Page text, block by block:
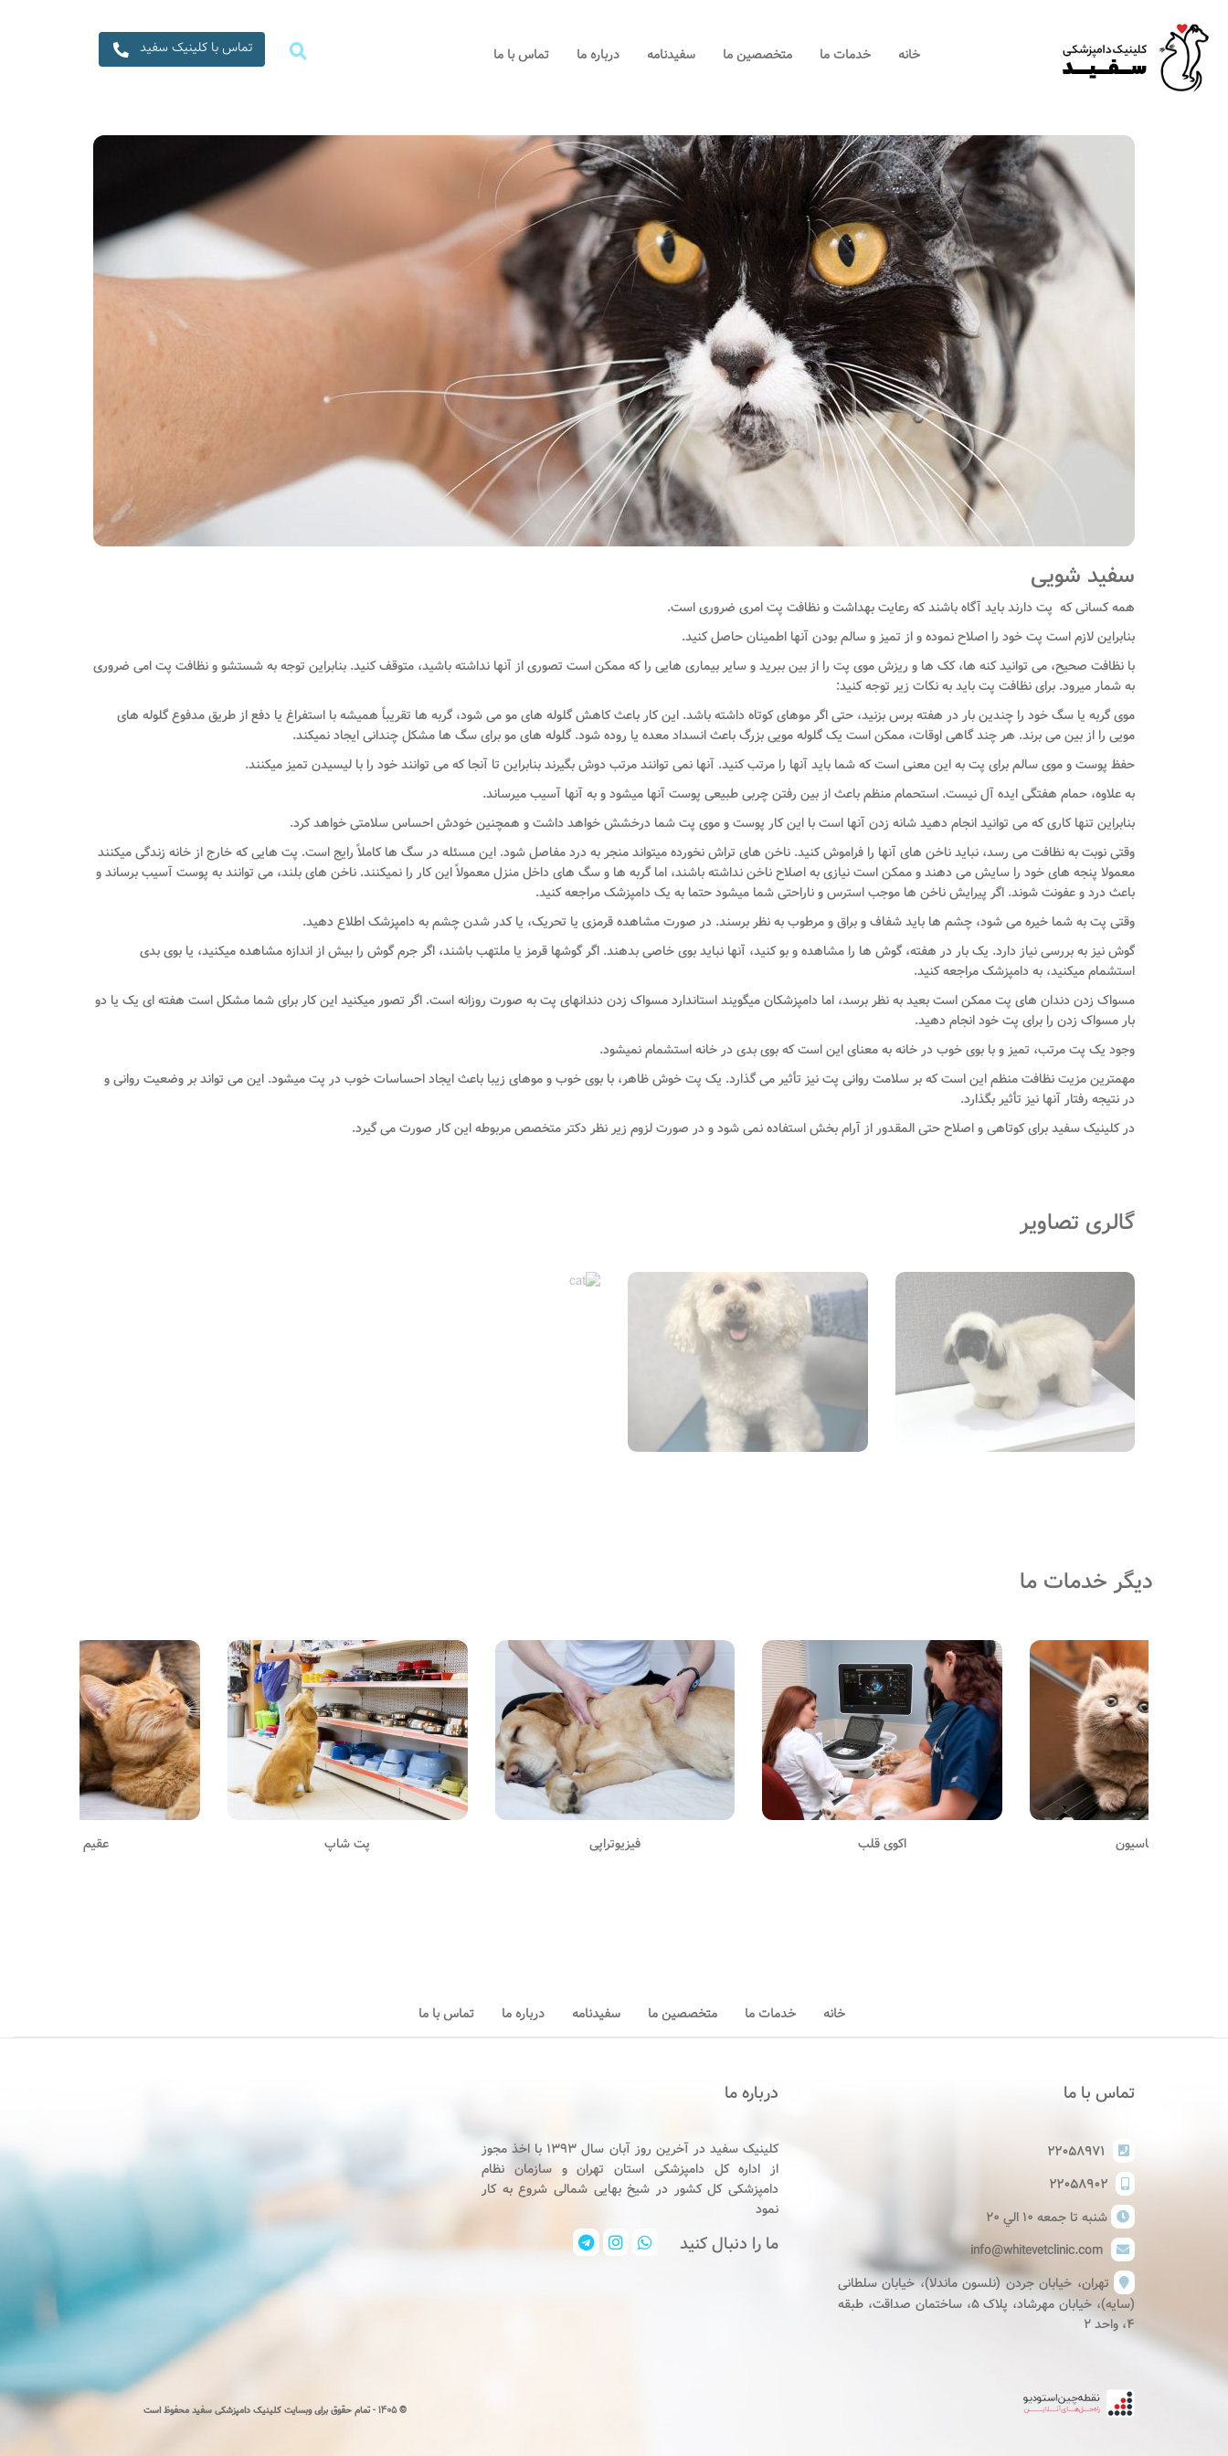
تماس با کلینیک سفید خانه خدمات ما متخصصین ما سفیدنامه درباره ما تماس با ما ×
سفیدنامه
درباره ما
تماس با ما
سفید شویی
همه کسانی که پت دارند باید آگاه باشند که رعایت بهداشت و نظافت پت امری ضروری است.
بنابراین لازم است پت خود را اصلاح نموده و از تمیز و سالم بودن آنها اطمینان حاصل کنید.
با نظافت صحیح، می توانید کنه ها، کک ها و ریزش موی پت را از بین ببرید و سایر بیماری هایی را که ممکن است تصوری از آنها نداشته باشید، متوقف کنید. بنابراین توجه به شستشو و نظافت پت امی ضروری
به شمار میرود. برای نظافت پت باید به نکات زیر توجه کنید:
موی گربه یا سگ خود را چندین بار در هفته برس بزنید، حتی اگر موهای کوتاه داشته باشد. این کار باعث کاهش گلوله های مو می شود، گربه ها تقریباً همیشه با استفراغ یا دفع از طریق مدفوع گلوله های
مویی را از بین می برند. هر چند گاهی اوقات، ممکن است یک گلوله مویی بزرگ باعث انسداد معده یا روده شود. گلوله های مو برای سگ ها مشکل چندانی ایجاد نمی­کند.
حفظ پوست و موی سالم برای پت به این معنی است که شما باید آنها را مرتب کنید. آنها نمی توانند مرتب دوش بگیرند بنابراین تا آنجا که می توانند خود را با لیسیدن تمیز می­کنند.
به علاوه، حمام هفتگی ایده آل نیست. استحمام منظم باعث از بین رفتن چربی طبیعی پوست آنها می­شود و به آنها آسیب می­رساند.
بنابراین تنها کاری که می توانید انجام دهید شانه زدن آنها است با این کار پوست و موی پت شما درخشش خواهد داشت و همچنین خودش احساس سلامتی خواهد کرد.
وقتی نوبت به نظافت می رسد، نباید ناخن های آنها را فراموش کنید. ناخن های تراش نخورده می­تواند منجر به درد مفاصل شود. این مسئله در سگ ها کاملاً رایج است. پت هایی که خارج از خانه زندگی می­کنند
معمولا پنجه های خود را سایش می دهند و ممکن است نیازی به اصلاح ناخن نداشته باشند، اما گربه ها و سگ های داخل منزل معمولاً این کار را نمی­کنند. ناخن های بلند، می توانند به پوست آسیب برساند و
باعث درد و عفونت شوند. اگر پیرایش ناخن ها موجب استرس و ناراحتی شما می­شود حتما به یک دامپزشک مراجعه کنید.
وقتی پت به شما خیره می شود، چشم ها باید شفاف و براق و مرطوب به نظر برسند. در صورت مشاهده قرمزی یا تحریک، یا کدر شدن چشم به دامپزشک اطلاع دهید.
گوش نیز به بررسی نیاز دارد. یک بار در هفته، گوش ها را مشاهده و بو کنید، آنها نباید بوی خاصی بدهند. اگر گوشها قرمز یا ملتهب باشند، اگر جرم گوش را بیش از اندازه مشاهده می­کنید، یا بوی بدی
استشمام می­کنید، به دامپزشک مراجعه کنید.
مسواک زدن دندان های پت ممکن است بعید به نظر برسد، اما دامپزشکان می­گویند استاندارد مسواک زدن دندانهای پت به صورت روزانه است. اگر تصور می­کنید این کار برای شما مشکل است هفته ای یک یا دو
بار مسواک زدن را برای پت خود انجام دهید.
وجود یک پت مرتب، تمیز و با بوی خوب در خانه به معنای این است که بوی بدی در خانه استشمام نمی­شود.
مهمترین مزیت نظافت منظم این است که بر سلامت روانی پت نیز تأثیر می گذارد. یک پت خوش ظاهر، با بوی خوب و موهای زیبا باعث ایجاد احساسات خوب در پت می­شود. این می تواند بر وضعیت روانی و
در نتیجه رفتار آنها نیز تأثیر بگذارد.
در کلینیک سفید برای کوتاهی و اصلاح حتی المقدور از آرام بخش استفاده نمی شود و در صورت لزوم زیر نظر دکتر متخصص مربوطه این کار صورت می گیرد.
گالری تصاویر
دیگر خدمات ما
واکسیناسیون اکوی قلب فیزیوتراپی پت شاپ عقیم سازی
خانه خدمات ما متخصصین ما سفیدنامه درباره ما تماس با ما
درباره ما
کلینیک سفید در آخرین روز آبان سال ۱۳۹۳ با اخذ مجوز
از اداره کل دامپزشکی استان تهران و سازمان نظام
دامپزشکی کل کشور در شیخ بهایی شمالی شروع به کار
نمود
ما را دنبال کنید
تماس با ما
۲۲۰۵۸۹۷۱
۲۲۰۵۸۹۰۲
شنبه تا جمعه ١٠ الي ٢٠
info@whitevetclinic.com
تهران، خیابان جردن (نلسون ماندلا)، خیابان سلطانی
(سایه)، خیابان مهرشاد، پلاک ۵، ساختمان صداقت، طبقه
۴، واحد ۲
©
1405 - تمام حقوق برای وبسایت کلینیک دامپزشکی سفید محفوظ است